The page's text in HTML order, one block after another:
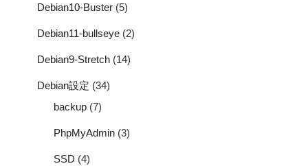
Debian10-Buster (5)
Debian11-bullseye (2)
Debian9-Stretch (14)
Debian設定 (34)
backup (7)
PhpMyAdmin (3)
SSD (4)